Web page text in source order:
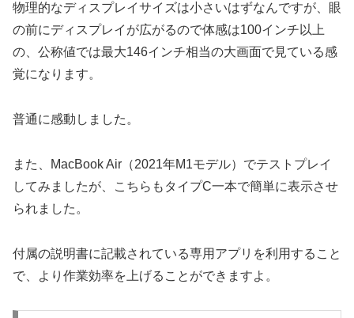
物理的なディスプレイサイズは小さいはずなんですが、眼
の前にディスプレイが広がるので体感は100インチ以上
の、公称値では最大146インチ相当の大画面で見ている感
覚になります。
普通に感動しました。
また、MacBook Air（2021年M1モデル）でテストプレイ
してみましたが、こちらもタイプC一本で簡単に表示させ
られました。
付属の説明書に記載されている専用アプリを利用すること
で、より作業効率を上げることができますよ。